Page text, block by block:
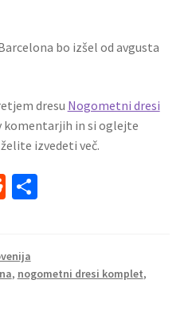
bo izšel od avgusta
dresu Nogometni dresi
komentarjih in si oglejte
izvedeti več.
R
di
t
S
, nogometni dresi komplet,